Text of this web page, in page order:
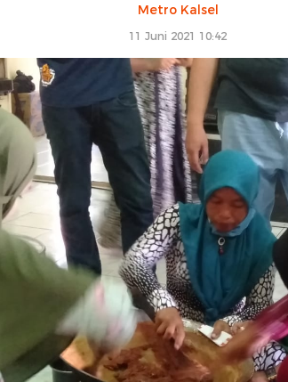
Metro Kalsel
11 Juni 2021 10:42